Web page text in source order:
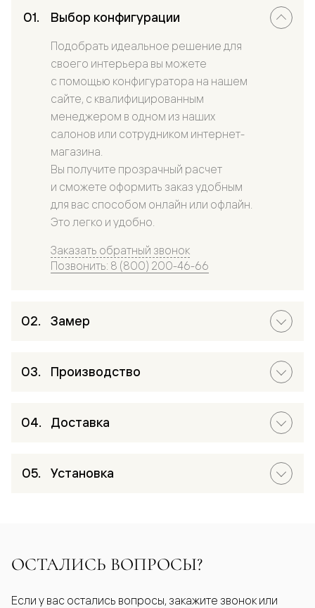
Выбор конфигурации
Подобрать идеальное решение для
своего интерьера вы можете
с помощью конфигуратора на нашем
сайте, с квалифицированным
менеджером в одном из наших
салонов или сотрудником интернет-
магазина.
Вы получите прозрачный расчет
и сможете оформить заказ удобным
для вас способом онлайн или офлайн.
Это легко и удобно.
Заказать обратный звонок
Позвонить: 8 (800) 200-46-66
Замер
Производство
Доставка
Установка
ОСТАЛИСЬ ВОПРОСЫ?
Если у вас остались вопросы, закажите звонок или